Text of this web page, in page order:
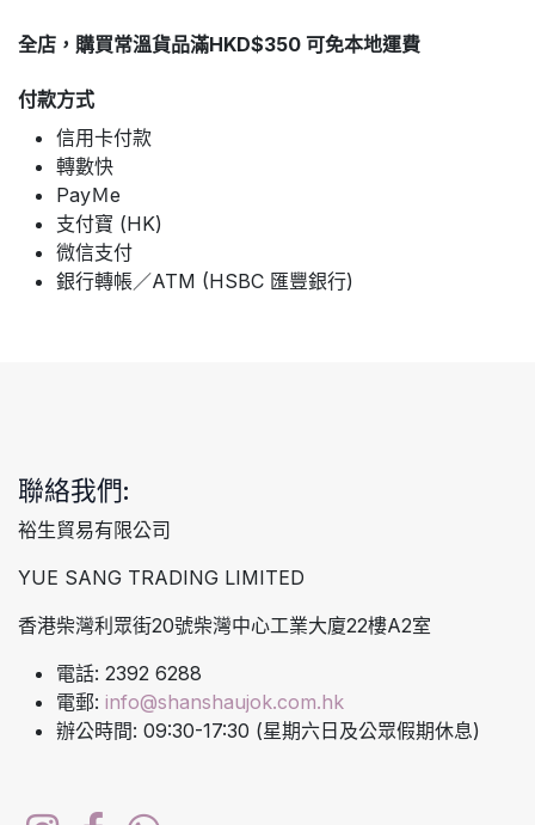
全店，購買常溫貨品滿HKD$350 可免本地運費
付款方式
信用卡付款
轉數快
PayＭe
支付寶 (HK)
微信支付
銀行轉帳／ATM (HSBC 匯豐銀行)
聯絡我們:
裕生貿易有限公司
YUE SANG TRADING LIMITED
香港柴灣利眾街20號柴灣中心工業大廈22樓A2室
電話: 2392 6288
電郵: info@shanshaujok.com.hk
辦公時間: 09:30-17:30 (星期六日及公眾假期休息)